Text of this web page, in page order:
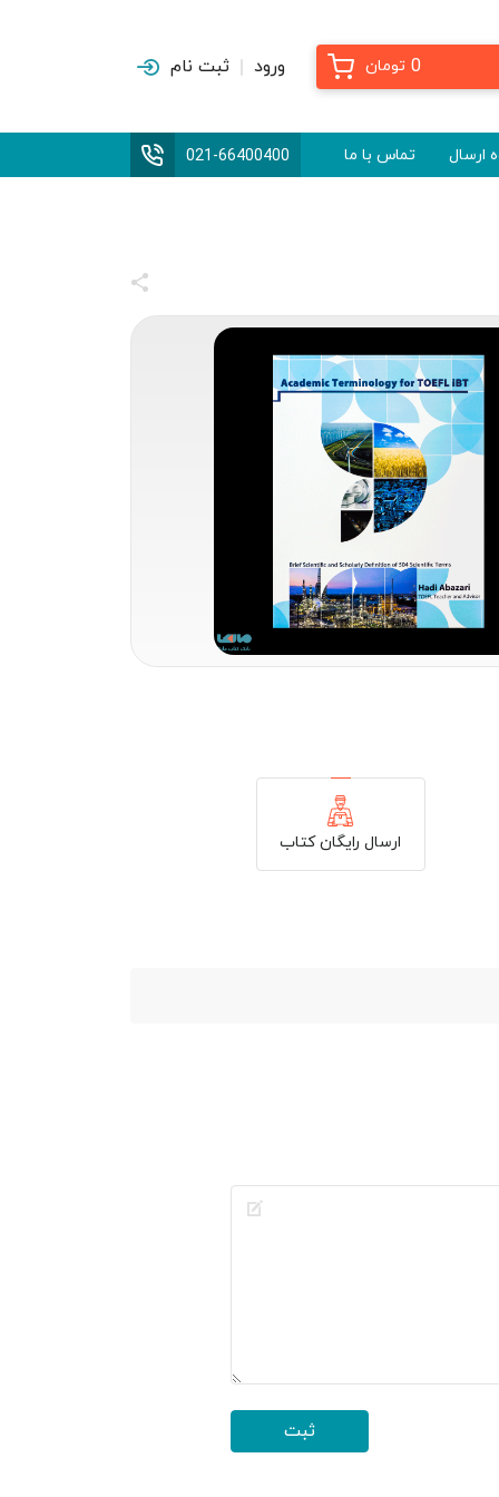
0 تومان ورود ثبت نام
ارسال تماس با ما 021-66400400
ارسال رایگان کتاب